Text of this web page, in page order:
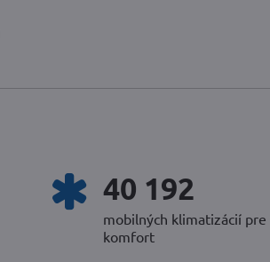
52 438
mobilných klimatizácií
komfort